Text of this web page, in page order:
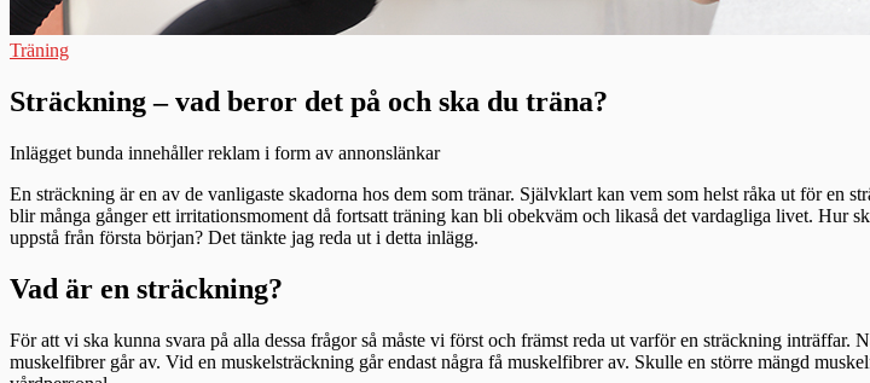
Träning
Sträckning – vad beror det på och ska du träna?
Inlägget bunda innehåller reklam i form av annonslänkar
En sträckning är en av de vanligaste skadorna hos dem som tränar. Självklart kan vem som helst råka ut för
blir många gånger ett irritationsmoment då fortsatt träning kan bli obekväm och likaså det vardagliga livet. Hur
uppstå från första början? Det tänkte jag reda ut i detta inlägg.
Vad är en sträckning?
För att vi ska kunna svara på alla dessa frågor så måste vi först och främst reda ut varför en sträckning
muskelfibrer går av. Vid en muskelsträckning går endast några få muskelfibrer av. Skulle en större mängd